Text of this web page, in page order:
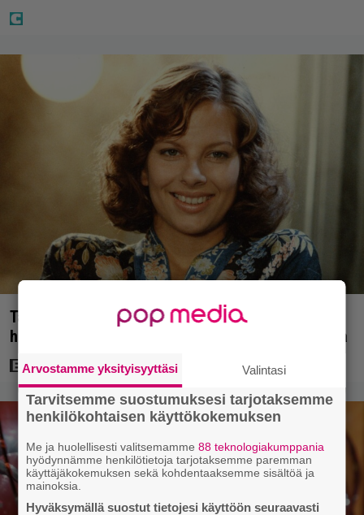
Tänän tv:ssä: Esko Salminen ja Satu Silvo tekevät
hienot pääroolit vuoden 1984 menestyselokuvassa
Arvostamme yksityisyyttäsi Valintasi
Tarvitsemme suostumuksesi tarjotaksemme
henkilökohtaisen käyttökokemuksen
Me ja huolellisesti valitsemamme88 teknologiakumppania
hyödynnämme henkilötietoja tarjotaksemme paremman
käyttäjäkokemuksen sekä kohdentaaksemme sisältöä ja
mainoksia.
Hyväksymällä suostut tietojesi käyttöön seuraavasti